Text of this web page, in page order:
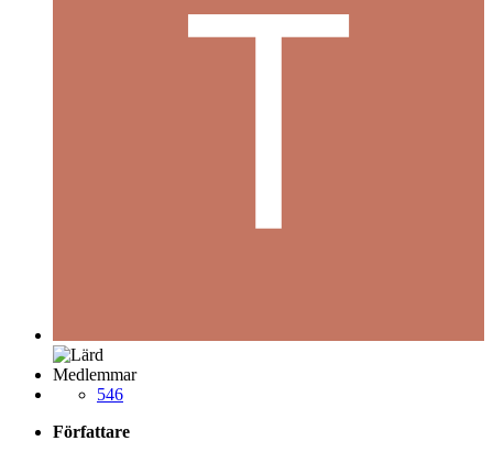
Medlemmar
546
Författare